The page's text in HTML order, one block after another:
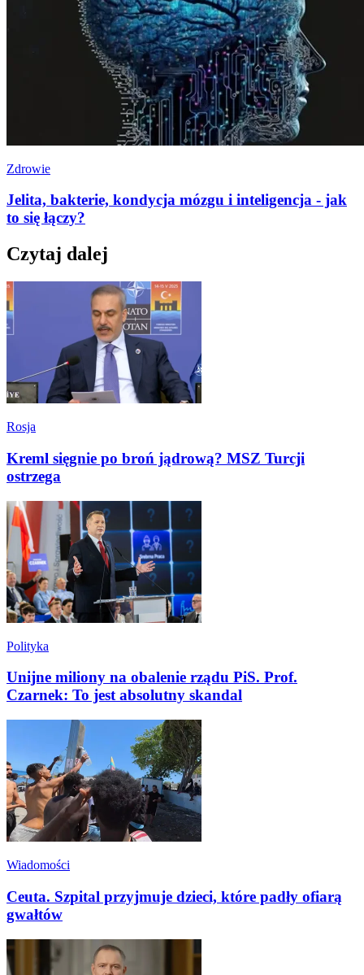
Zdrowie
Jelita, bakterie, kondycja mózgu i inteligencja - jak
to się łączy?
Czytaj dalej
Rosja
Kreml sięgnie po broń jądrową? MSZ Turcji
ostrzega
Polityka
Unijne miliony na obalenie rządu PiS. Prof.
Czarnek: To jest absolutny skandal
Wiadomości
Ceuta. Szpital przyjmuje dzieci, które padły ofiarą
gwałtów